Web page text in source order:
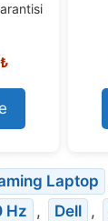
₺
Laptop
Hz , Dell ,